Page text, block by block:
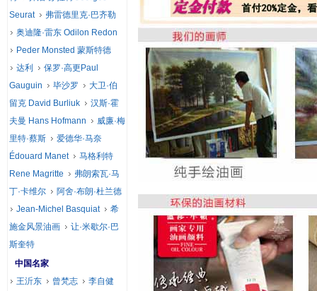
Seurat
弗雷德里克·巴齐勒
奥迪隆·雷东 Odilon Redon
Peder Monsted 蒙斯特德
达利
保罗·高更Paul
Gauguin
毕沙罗
大卫·伯
留克 David Burliuk
汉斯·霍
夫曼 Hans Hofmann
威廉·梅
里特·蔡斯
爱德华·马奈
Édouard Manet
马格利特
Rene Magritte
弗朗索瓦·马
丁·卡维尔
阿舍·布朗·杜兰德
Jean-Michel Basquiat
希
施金风景油画
让·米歇尔·巴
斯奎特
中国名家
王沂东
曾梵志
李自健